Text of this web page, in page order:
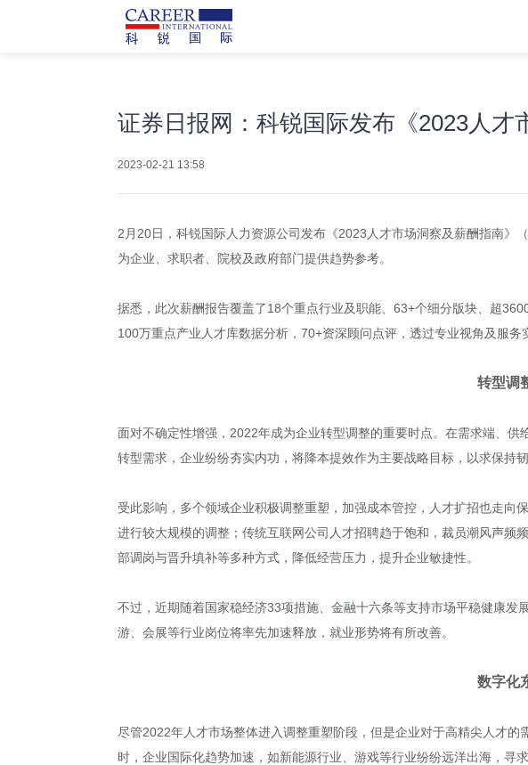
证券日报网：科锐国际发布《2023人才
2023-02-21 13:58
2月20日，科锐国际人力资源公司发布《2023人才市场洞察及薪酬指南》
为企业、求职者、院校及政府部门提供趋势参考。
据悉，此次薪酬报告覆盖了18个重点行业及职能、63+个细分版块、超
100万重点产业人才库数据分析，70+资深顾问点评，透过专业视角及服务
转型调
面对不确定性增强，2022年成为企业转型调整的重要时点。在需求端、
转型需求，企业纷纷夯实内功，将降本提效作为主要战略目标，以求保持
受此影响，多个领域企业积极调整重塑，加强成本管控，人才扩招也走向
进行较大规模的调整；传统互联网公司人才招聘趋于饱和，裁员潮风声频
部调岗与晋升填补等多种方式，降低经营压力，提升企业敏捷性。
不过，近期随着国家稳经济33项措施、金融十六条等支持市场平稳健康
游、会展等行业岗位将率先加速释放，就业形势将有所改善。
数字化
尽管2022年人才市场整体进入调整重塑阶段，但是企业对于高精尖人才的
时，企业国际化趋势加速，如新能源行业、游戏等行业纷纷远洋出海，